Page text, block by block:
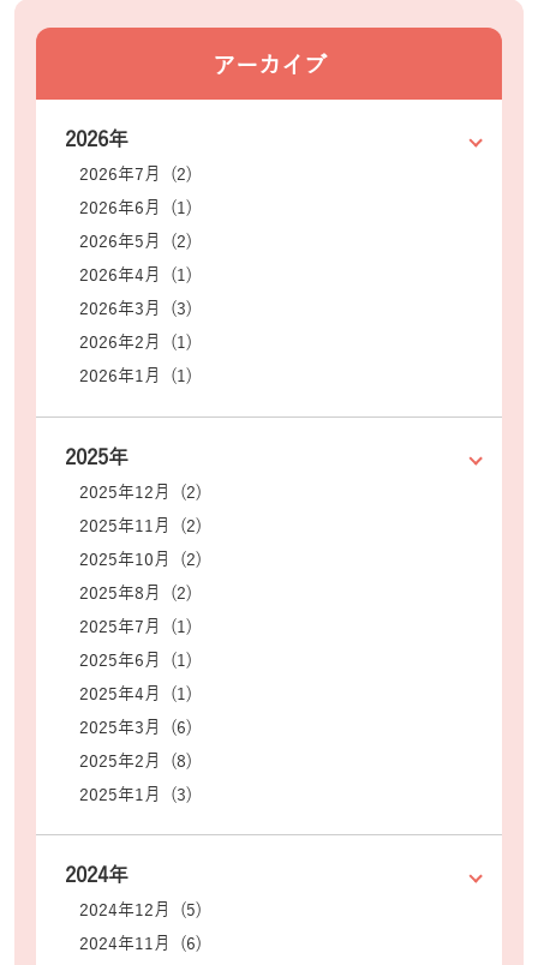
アーカイブ
2026年
2026年7月 (2)
2026年6月 (1)
2026年5月 (2)
2026年4月 (1)
2026年3月 (3)
2026年2月 (1)
2026年1月 (1)
2025年
2025年12月 (2)
2025年11月 (2)
2025年10月 (2)
2025年8月 (2)
2025年7月 (1)
2025年6月 (1)
2025年4月 (1)
2025年3月 (6)
2025年2月 (8)
2025年1月 (3)
2024年
2024年12月 (5)
2024年11月 (6)